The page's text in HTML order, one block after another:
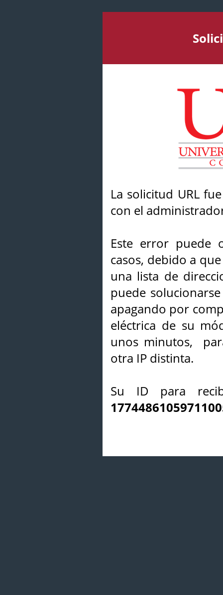
La solicitud URL
con el
Este error puede
casos, debido a
una lista de
puede
apagando por
eléctrica de su
unos minutos,
otra IP distinta.
Su ID para